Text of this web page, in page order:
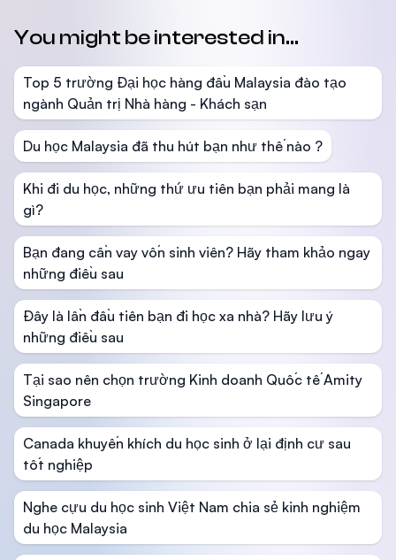
You might be interested in...
Top 5 trường Đại học hàng đầu Malaysia đào tạo
ngành Quản trị Nhà hàng - Khách sạn
Du học Malaysia đã thu hút bạn như thế nào ?
Khi đi du học, những thứ ưu tiên bạn phải mang là
gì?
Bạn đang cần vay vốn sinh viên? Hãy tham khảo ngay
những điều sau
Đây là lần đầu tiên bạn đi học xa nhà? Hãy lưu ý
những điều sau
Tại sao nên chọn trường Kinh doanh Quốc tế Amity
Singapore
Canada khuyến khích du học sinh ở lại định cư sau
tốt nghiệp
Nghe cựu du học sinh Việt Nam chia sẻ kinh nghiệm
du học Malaysia